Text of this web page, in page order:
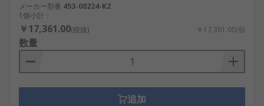
メーカー型番 453-00224-K2
1個小計：
￥17,361.00(税抜) ￥17,361.00/個
数量
追加